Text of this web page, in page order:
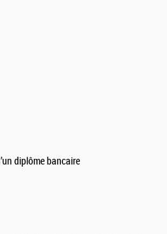
diplôme bancaire